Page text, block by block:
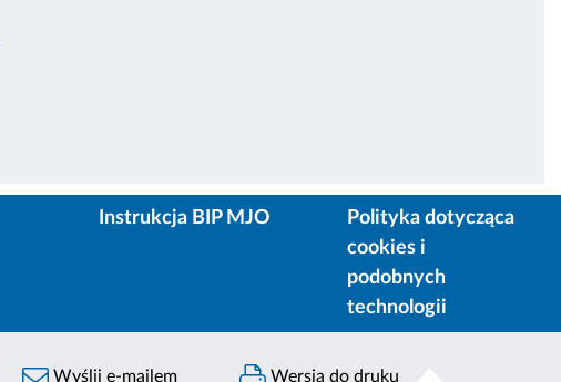
Instrukcja BIP MJO
Polityka dotycząca
cookies i
podobnych
technologii
Wyślij e-mailem Wersja do druku